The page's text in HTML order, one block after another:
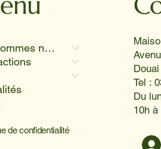
😊
Qui sommes nous
de confidentialité
Douai
Tel :
Du
10h